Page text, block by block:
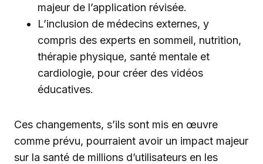
majeur de l’application révisée.
L’inclusion de médecins externes, y
compris des experts en sommeil, nutrition,
thérapie physique, santé mentale et
cardiologie, pour créer des vidéos
éducatives.
Ces changements, s’ils sont mis en œuvre
comme prévu, pourraient avoir un impact majeur
sur la santé de millions d’utilisateurs en les